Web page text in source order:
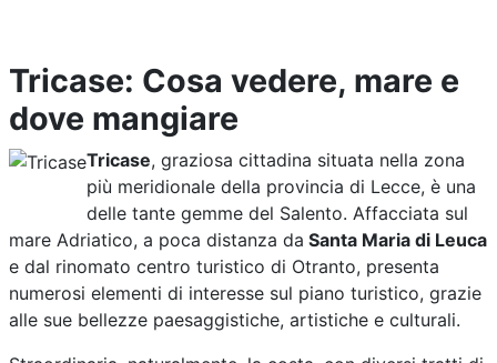
Tricase: Cosa vedere, mare e
dove mangiare
Tricase, graziosa cittadina situata nella zona
più meridionale della provincia di Lecce, è una
delle tante gemme del Salento. Affacciata sul
mare Adriatico, a poca distanza da Santa Maria di Leuca
e dal rinomato centro turistico di Otranto, presenta
numerosi elementi di interesse sul piano turistico, grazie
alle sue bellezze paesaggistiche, artistiche e culturali.